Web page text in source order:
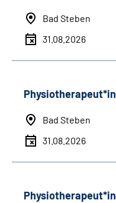
Bad Steben
31.08.2026
Physiotherapeut*in
Bad Steben
31.08.2026
Physiotherapeut*in